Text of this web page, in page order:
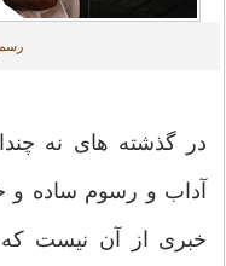
در گذشته های نه
آداب و رسوم ساده و
خبری از آن نیست که